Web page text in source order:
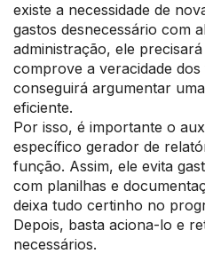
existe a necessidade de
gastos desnecessário com
administração, ele
comprove a veracidade
conseguirá argumentar
eficiente.
Por isso, é importante o
específico gerador de
função. Assim, ele evita
com planilhas e
deixa tudo certinho no
Depois, basta aciona-lo e
necessários.